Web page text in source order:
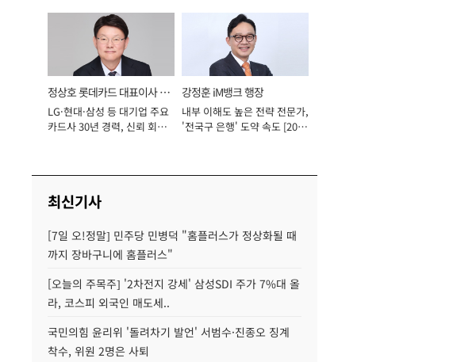
정상호 롯데카드 대표이사 사
장
LG·현대·삼성 등 대기업 주요
카드사 30년 경력, 신뢰 회복
강정훈 iM뱅크 행장
내부 이해도 높은 전략 전문가,
'전국구 은행' 도약 속도 [2026
최신기사
[7일 오!정말] 민주당 민병덕 "홈플러스가 정상화될 때
까지 장바구니에 홈플러스"
[오늘의 주목주] '2차전지 강세' 삼성SDI 주가 7%대 올
라, 코스피 외국인 매도세..
국민의힘 윤리위 '돌려차기 발언' 서범수·진종오 징계
착수, 위원 2명은 사퇴